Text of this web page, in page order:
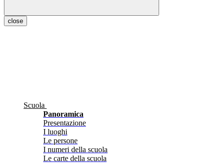
close
Scuola
Panoramica
Presentazione
I luoghi
Le persone
I numeri della scuola
Le carte della scuola